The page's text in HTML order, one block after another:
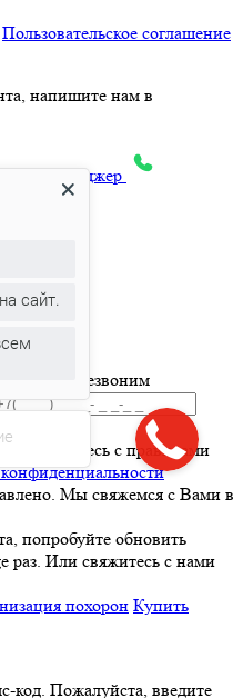
Пользовательское соглашение
напишите нам в
вам перезвоним
с правилами
Мы свяжемся с Вами в
попробуйте обновить
раз. Или свяжитесь с нами
похорон Купить
код. Пожалуйста, введите
сайт.